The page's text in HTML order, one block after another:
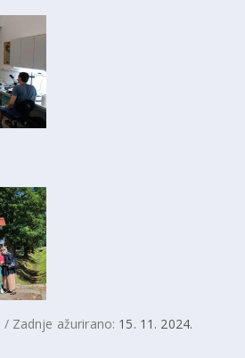
/ Zadnje ažurirano: 15. 11. 2024.